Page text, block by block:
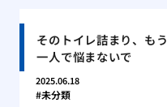
そのトイレ詰まり、もう
一人で悩まないで
2025.06.18
未分類